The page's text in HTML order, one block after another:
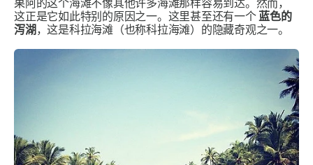
果阿的这个海滩不像其他许多海滩那样容易到达。然而，
这正是它如此特别的原因之一。这里甚至还有一个蓝色的
泻湖 ，这是科拉海滩（也称科拉海滩）的隐藏奇观之一。